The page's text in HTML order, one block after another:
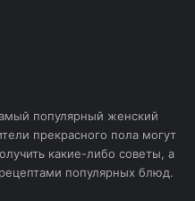
как нажать кнопку,
популярный женский
прекрасного пола могут
какие-либо советы, а
популярных блюд.